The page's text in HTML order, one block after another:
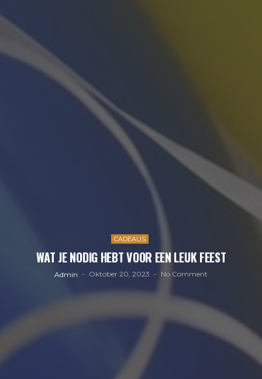
CADEAUS
WAT JE NODIG HEBT VOOR EEN LEUK FEEST
Admin Oktober 20, 2023 No Comment